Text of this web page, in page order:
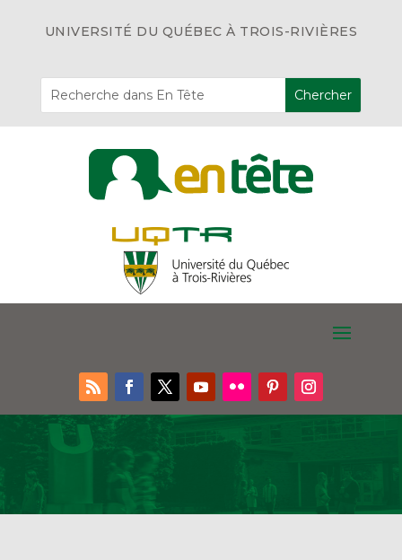
UNIVERSITÉ DU QUÉBEC À TROIS-RIVIÈRES